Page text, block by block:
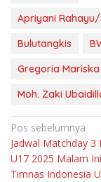
Apriyani
Bulutangkis
Gregoria Mariska
Moh. Zaki
Navigasi
pos
Pos sebelumnya
Jadwal Matchday 3
U17 2025 Malam
Timnas Indonesia